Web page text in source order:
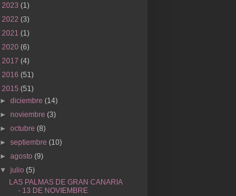
2023 (1)
2022 (3)
2021 (1)
2020 (6)
2017 (4)
2016 (51)
2015 (51)
►diciembre(14)
►noviembre(3)
►octubre(8)
►septiembre(10)
►agosto(9)
▼julio(5)
LAS PALMAS DE GRAN CANARIA
- 13 DE NOVIEMBRE